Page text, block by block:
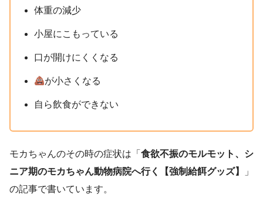
体重の減少
小屋にこもっている
口が開けにくくなる
が小さくなる
自ら飲食ができない
モカちゃんのその時の症状は「 食欲不振のモルモット、シ
ニア期のモカちゃん動物病院へ行く【強制給餌グッズ】
」
の記事で書いています。